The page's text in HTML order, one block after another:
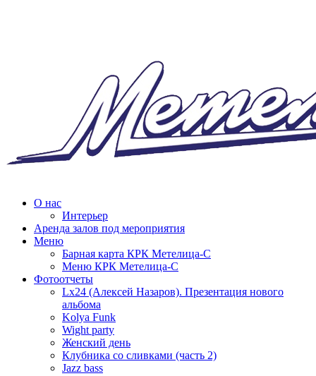
О нас
Интерьер
Аренда залов под мероприятия
Меню
Барная карта КРК Метелица-С
Меню КРК Метелица-С
Фотоотчеты
Lx24 (Алексей Назаров). Презентация нового
альбома
Kolya Funk
Wight party
Женский день
Клубника со сливками (часть 2)
Jazz bass